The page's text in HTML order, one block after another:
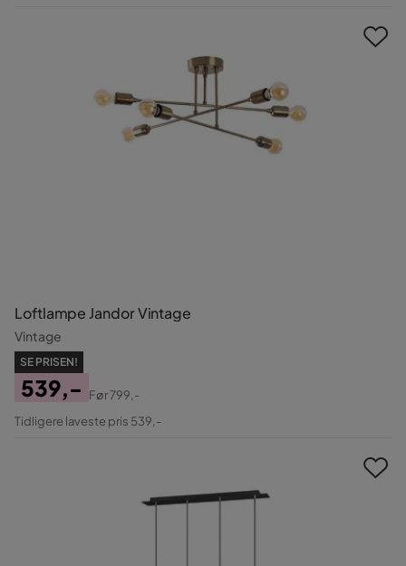
Loftlampe Jandor Vintage
Vintage
SE PRISEN!
Pris
539,-
Original
Før799,-
Tidligere laveste pris 539,-